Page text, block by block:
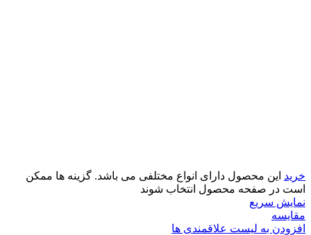
خرید این محصول دارای انواع مختلفی می باشد. گزینه ها ممکن
است در صفحه محصول انتخاب شوند
نمایش سریع
مقایسه
افزودن به لیست علاقمندی ها